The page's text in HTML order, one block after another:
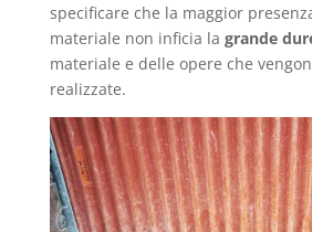
specificare che la maggior
materiale non inficia la grande
materiale e delle opere che
realizzate.